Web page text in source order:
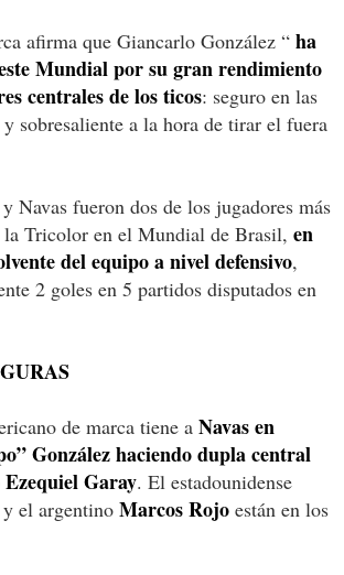
afirma que Giancarlo González “ ha
Mundial por su gran rendimiento
centrales de los ticos: seguro en las
sobresaliente a la hora de tirar el fuera
Navas fueron dos de los jugadores más
la Tricolor en el Mundial de Brasil, en
del equipo a nivel defensivo,
2 goles en 5 partidos disputados en
de marca tiene a Navas en
González haciendo dupla central
Garay. El estadounidense
y el argentino Marcos Rojo están en los